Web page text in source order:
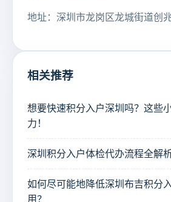
地址：深圳市龙岗区龙城街道创
相关推荐
想要快速积分入户深圳吗？这些
力！
深圳积分入户体检代办流程全解
如何尽可能地降低深圳布吉积分
用？